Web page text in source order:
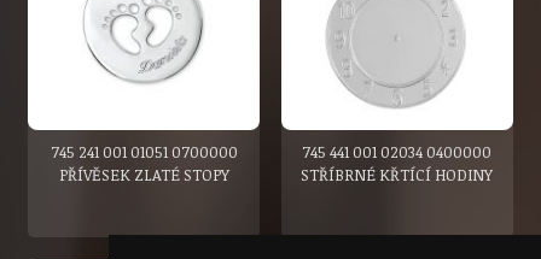
745 241 001 01051 0700000
PŘÍVĚSEK ZLATÉ STOPY
745 441 001 02034 0400000
STŘÍBRNÉ KŘTÍCÍ HODINY